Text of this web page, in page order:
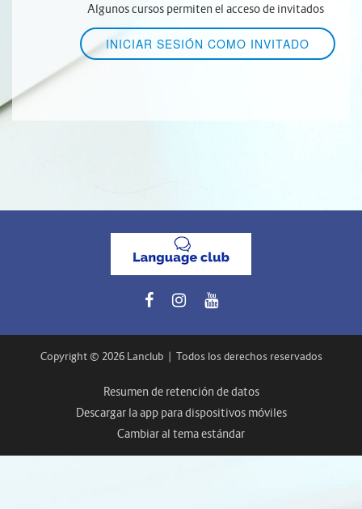
Algunos cursos permiten el acceso de invitados
Copyright © 2026 Lanclub | Todos los derechos reservados
Resumen de retención de datos
Descargar la app para dispositivos móviles
Cambiar al tema estándar